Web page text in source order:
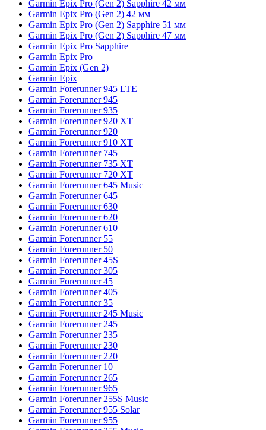
Garmin Epix Pro (Gen 2) Sapphire 42 мм
Garmin Epix Pro (Gen 2) 42 мм
Garmin Epix Pro (Gen 2) Sapphire 51 мм
Garmin Epix Pro (Gen 2) Sapphire 47 мм
Garmin Epix Pro Sapphire
Garmin Epix Pro
Garmin Epix (Gen 2)
Garmin Epix
Garmin Forerunner 945 LTE
Garmin Forerunner 945
Garmin Forerunner 935
Garmin Forerunner 920 XT
Garmin Forerunner 920
Garmin Forerunner 910 XT
Garmin Forerunner 745
Garmin Forerunner 735 XT
Garmin Forerunner 720 XT
Garmin Forerunner 645 Music
Garmin Forerunner 645
Garmin Forerunner 630
Garmin Forerunner 620
Garmin Forerunner 610
Garmin Forerunner 55
Garmin Forerunner 50
Garmin Forerunner 45S
Garmin Forerunner 305
Garmin Forerunner 45
Garmin Forerunner 405
Garmin Forerunner 35
Garmin Forerunner 245 Music
Garmin Forerunner 245
Garmin Forerunner 235
Garmin Forerunner 230
Garmin Forerunner 220
Garmin Forerunner 10
Garmin Forerunner 265
Garmin Forerunner 965
Garmin Forerunner 255S Music
Garmin Forerunner 955 Solar
Garmin Forerunner 955